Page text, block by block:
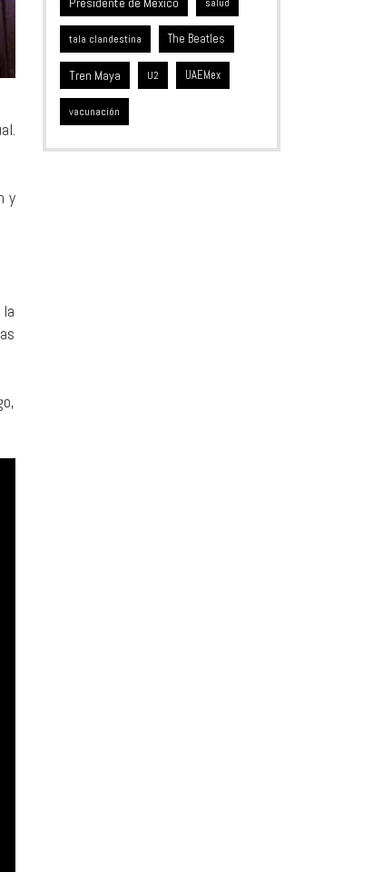
y
salud
tala clandestina The Beatles
Tren Maya U2 UAEMex
vacunación